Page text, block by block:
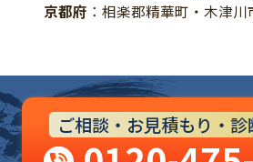
京都府 ：相楽郡精華町・木津
ご相談・お見積もり・診